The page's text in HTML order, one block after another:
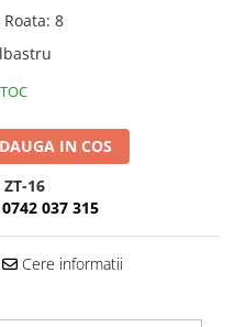
: 8
IN COS
ZT-16
0742 037 315
Cere informatii